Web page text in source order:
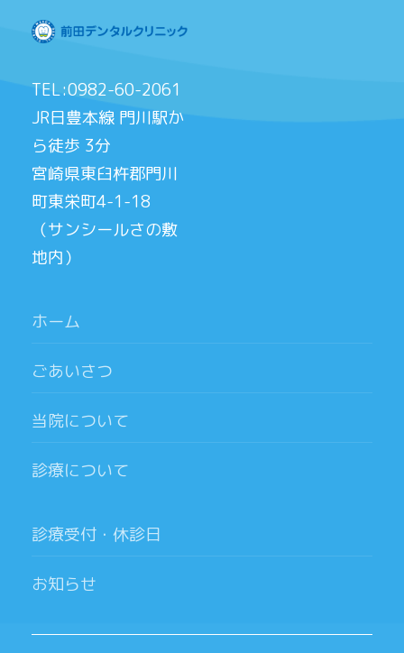
TEL:0982-60-2061
JR日豊本線 門川駅か
ら徒歩 3分
宮崎県東臼杵郡門川
町東栄町4-1-18
（サンシールさの敷
地内）
ホーム
ごあいさつ
当院について
診療について
診療受付・休診日
お知らせ